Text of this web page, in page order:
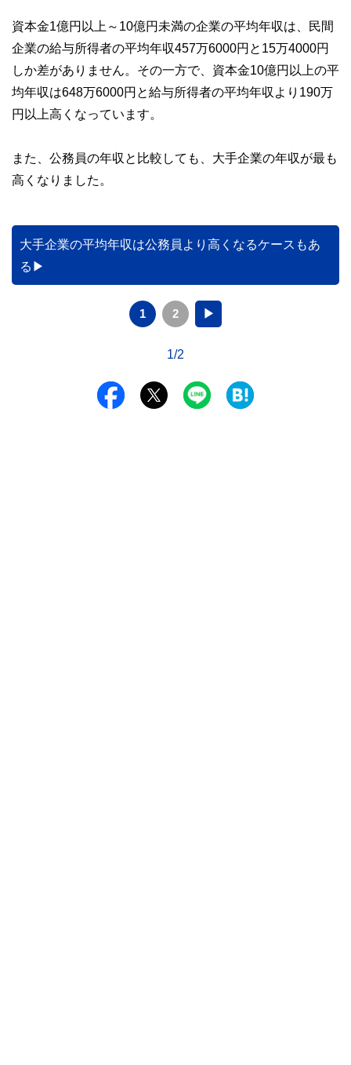
資本金1億円以上～10億円未満の企業の平均年収は、民間
企業の給与所得者の平均年収457万6000円と15万4000円
しか差がありません。その一方で、資本金10億円以上の平
均年収は648万6000円と給与所得者の平均年収より190万
円以上高くなっています。
また、公務員の年収と比較しても、大手企業の年収が最も
高くなりました。
大手企業の平均年収は公務員より高くなるケースもあ
る
1 2 ▶
1/2